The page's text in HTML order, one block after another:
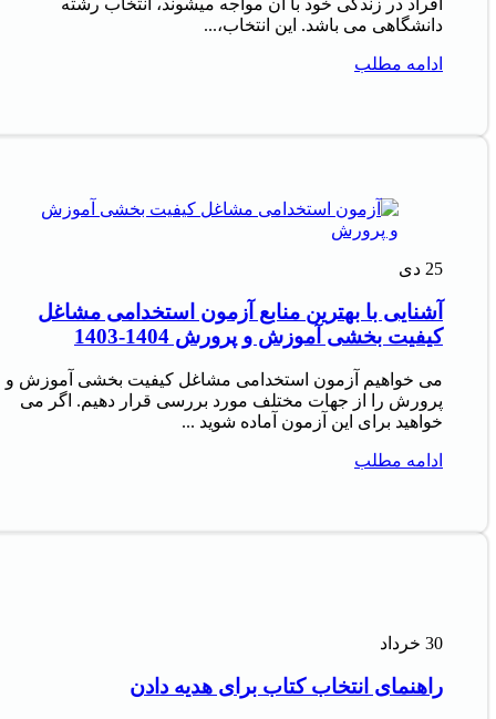
دانشگاهی می باشد. این انتخاب،...
ادامه مطلب
25 دی
آشنایی با بهترین منابع آزمون استخدامی مشاغل
کیفیت بخشی آموزش و پرورش 1404-1403
می خواهیم آزمون استخدامی مشاغل کیفیت بخشی آموزش و
پرورش را از جهات مختلف مورد بررسی قرار دهیم. اگر می
خواهید برای این آزمون آماده شوید ...
ادامه مطلب
30 خرداد
راهنمای انتخاب کتاب برای هدیه دادن